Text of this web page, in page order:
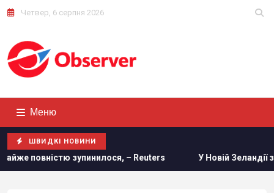
Четвер, 6 серпня 2026
Меню
ШВИДКІ НОВИНИ
– Reuters У Новій Зеландії застрелили дикого